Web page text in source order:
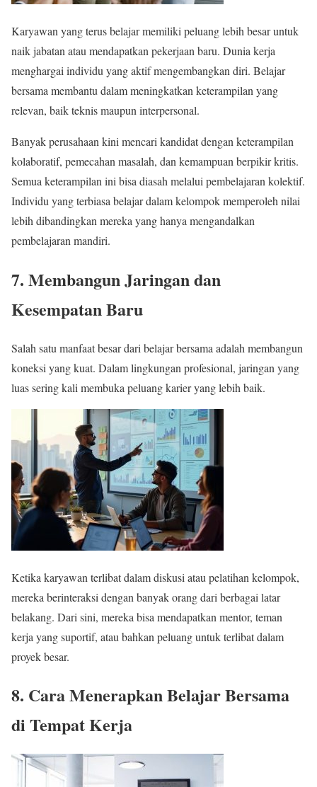
Karyawan yang terus belajar memiliki peluang lebih besar untuk
naik jabatan atau mendapatkan pekerjaan baru. Dunia kerja
menghargai individu yang aktif mengembangkan diri. Belajar
bersama membantu dalam meningkatkan keterampilan yang
relevan, baik teknis maupun interpersonal.
Banyak perusahaan kini mencari kandidat dengan keterampilan
kolaboratif, pemecahan masalah, dan kemampuan berpikir kritis.
Semua keterampilan ini bisa diasah melalui pembelajaran kolektif.
Individu yang terbiasa belajar dalam kelompok memperoleh nilai
lebih dibandingkan mereka yang hanya mengandalkan
pembelajaran mandiri.
7. Membangun Jaringan dan
Kesempatan Baru
Salah satu manfaat besar dari belajar bersama adalah membangun
koneksi yang kuat. Dalam lingkungan profesional, jaringan yang
luas sering kali membuka peluang karier yang lebih baik.
Ketika karyawan terlibat dalam diskusi atau pelatihan kelompok,
mereka berinteraksi dengan banyak orang dari berbagai latar
belakang. Dari sini, mereka bisa mendapatkan mentor, teman
kerja yang suportif, atau bahkan peluang untuk terlibat dalam
proyek besar.
8. Cara Menerapkan Belajar Bersama
di Tempat Kerja